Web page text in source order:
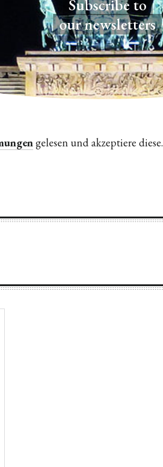
Subscribe to
our newsletters
gelesen und akzeptiere diese.